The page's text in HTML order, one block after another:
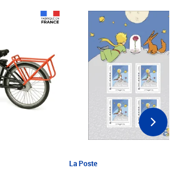
La Poste
Prix 6,25€ HT